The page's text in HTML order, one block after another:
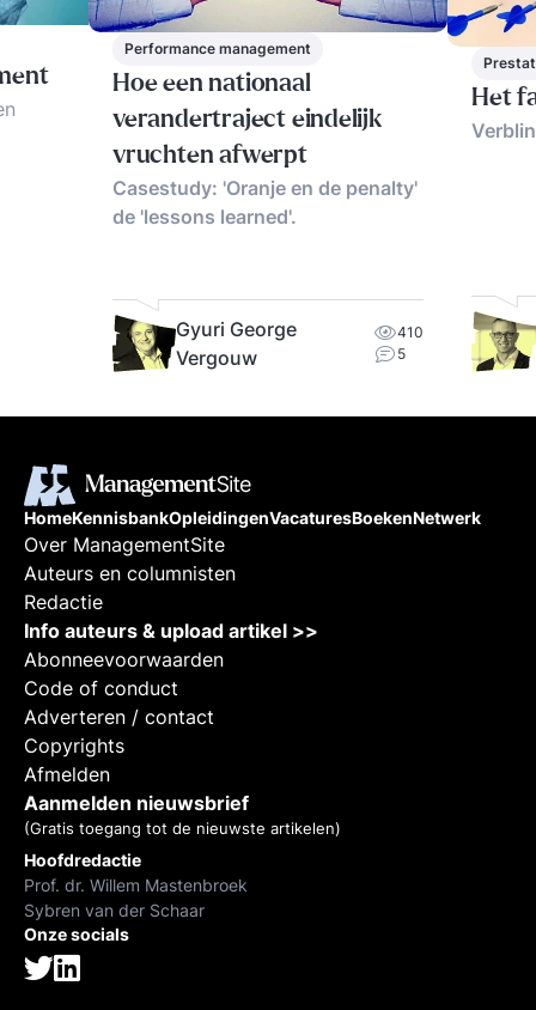
Performance management
Hoe een nationaal
verandertraject eindelijk
vruchten afwerpt
Casestudy: 'Oranje en de penalty'
de 'lessons learned'.
Gyuri George
Vergouw
410
5
Het
HomeKennisbankOpleidingenVacaturesBoekenNetwerk
Over ManagementSite
Auteurs en columnisten
Redactie
Info auteurs & upload artikel >>
Abonneevoorwaarden
Code of conduct
Adverteren / contact
Copyrights
Afmelden
Aanmelden nieuwsbrief
(Gratis toegang tot de nieuwste artikelen)
Hoofdredactie
Prof. dr. Willem Mastenbroek
Sybren van der Schaar
Onze socials